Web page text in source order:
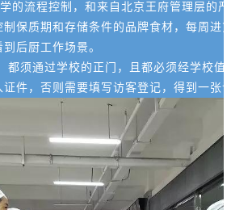
的流程控制，和来自北京王府管理层的
保质期和存储条件的品牌食材，每周进
后厨工作场景。
须通过学校的正门，且都必须经学校值
证件，否则需要填写访客登记，得到一张